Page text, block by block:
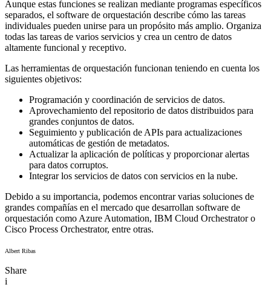
Aunque estas funciones se realizan mediante programas específicos
separados, el software de orquestación describe cómo las tareas
individuales pueden unirse para un propósito más amplio. Organiza
todas las tareas de varios servicios y crea un centro de datos
altamente funcional y receptivo.
Las herramientas de orquestación funcionan teniendo en cuenta los
siguientes objetivos:
Programación y coordinación de servicios de datos.
Aprovechamiento del repositorio de datos distribuidos para
grandes conjuntos de datos.
Seguimiento y publicación de APIs para actualizaciones
automáticas de gestión de metadatos.
Actualizar la aplicación de políticas y proporcionar alertas
para datos corruptos.
Integrar los servicios de datos con servicios en la nube.
Debido a su importancia, podemos encontrar varias soluciones de
grandes compañías en el mercado que desarrollan software de
orquestación como Azure Automation, IBM Cloud Orchestrator o
Cisco Process Orchestrator, entre otras.
Albert Ribas
Share
i